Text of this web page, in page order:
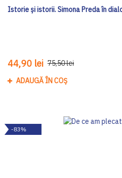
Istorie și istorii. Simona Preda în
44,90 lei 75,50 lei
ADAUGĂ ÎN COȘ
-83%